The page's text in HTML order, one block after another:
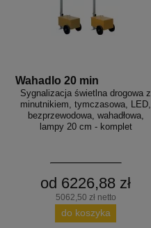
Wahadlo 20 min
Sygnalizacja świetlna drogowa z
minutnikiem, tymczasowa, LED,
bezprzewodowa, wahadłowa,
lampy 20 cm - komplet
od 6226,88 zł
5062,50 zł netto
do koszyka